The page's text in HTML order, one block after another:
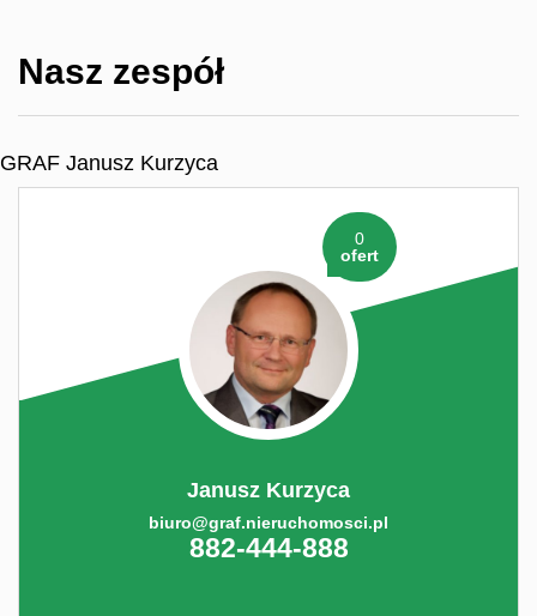
Nasz zespół
GRAF Janusz Kurzyca
0
ofert
Janusz Kurzyca
biuro@graf.nieruchomosci.pl
882-444-888